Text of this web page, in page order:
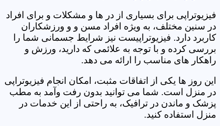
فیزیوتراپی برای بسیاری از در ها و مشکلات و برای افراد
در سنین مختلف، به ویژه افراد مسن و و ورزشکاران
کاربرد دارد. فیزیوتراپیست نیز شرایط جسمانی شما را
بررسی کرده و با توجه به علائمی که دارید، ورزش و
راهکار های مناسب را ارائه می دهد.
این روز ها یکی از اتفاقات مثبت، امکان انجام فیزیوتراپی
در منزل است. شما می توانید بدون رفت وآمد به مطب
پزشک و ماندن در ترافیک، به راحتی از این خدمات در
منزل استفاده کنید.